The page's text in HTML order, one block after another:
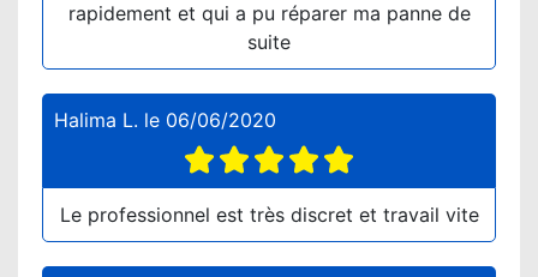
rapidement et qui a pu réparer ma panne de
suite
Halima L. le 06/06/2020
Le professionnel est très discret et travail vite